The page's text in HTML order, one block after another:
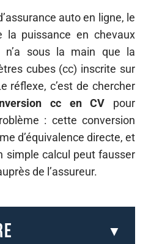
auto en ligne, le
la puissance en chevaux
n’a sous la main que la
cubes (cc) inscrite sur
réflexe, c’est de chercher
cc en CV pour
: cette conversion
d’équivalence directe, et
simple calcul peut fausser
de l’assureur.